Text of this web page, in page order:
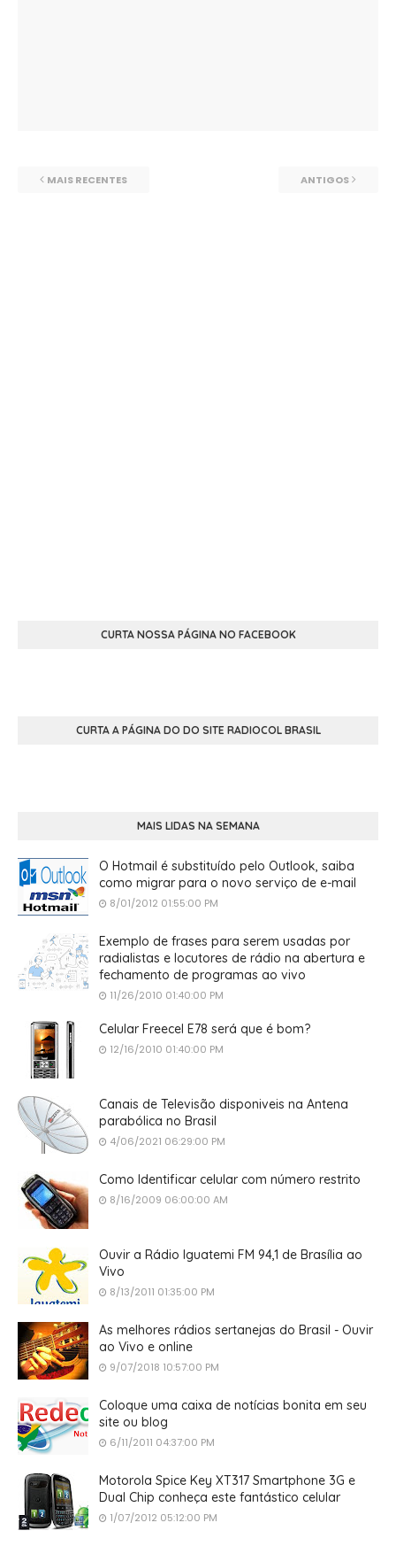
MAIS RECENTES ANTIGOS
CURTA NOSSA PÁGINA NO FACEBOOK
CURTA A PÁGINA DO DO SITE RADIOCOL BRASIL
MAIS LIDAS NA SEMANA
O Hotmail é substituído pelo Outlook, saiba
como migrar para o novo serviço de e-mail
8/01/2012 01:55:00 PM
Exemplo de frases para serem usadas por
radialistas e locutores de rádio na abertura e
fechamento de programas ao vivo
11/26/2010 01:40:00 PM
Celular Freecel E78 será que é bom?
12/16/2010 01:40:00 PM
Canais de Televisão disponiveis na Antena
parabólica no Brasil
4/06/2021 06:29:00 PM
Como Identificar celular com número restrito
8/16/2009 06:00:00 AM
Ouvir a Rádio Iguatemi FM 94,1 de Brasília ao
Vivo
8/13/2011 01:35:00 PM
As melhores rádios sertanejas do Brasil - Ouvir
ao Vivo e online
9/07/2018 10:57:00 PM
Coloque uma caixa de notícias bonita em seu
site ou blog
6/11/2011 04:37:00 PM
Motorola Spice Key XT317 Smartphone 3G e
Dual Chip conheça este fantástico celular
1/07/2012 05:12:00 PM